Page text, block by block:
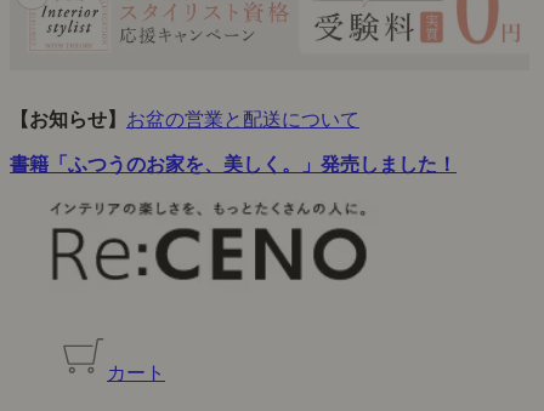
【お知らせ】 お盆の営業と配送について
書籍「ふつうのお家を、美しく。」発売しました！
カート